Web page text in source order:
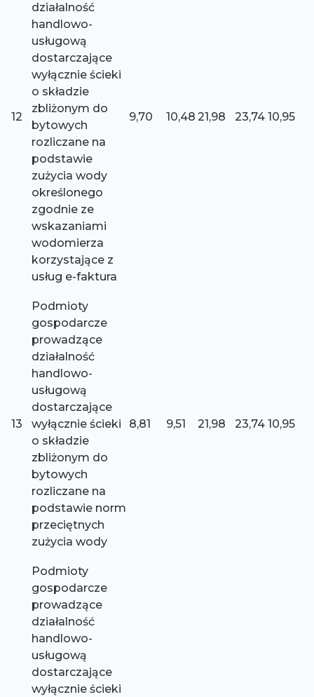
12
działalność
handlowo-
usługową
dostarczające
wyłącznie ścieki
o składzie
zbliżonym do
bytowych
rozliczane na
podstawie
zużycia wody
określonego
zgodnie ze
wskazaniami
wodomierza
korzystające z
usług e-faktura
9,70 10,48 21,98 23,74 10,95
13
Podmioty
gospodarcze
prowadzące
działalność
handlowo-
usługową
dostarczające
wyłącznie ścieki
o składzie
zbliżonym do
bytowych
rozliczane na
podstawie norm
przeciętnych
zużycia wody
8,81 9,51 21,98 23,74 10,95
Podmioty
gospodarcze
prowadzące
działalność
handlowo-
usługową
dostarczające
wyłącznie ścieki